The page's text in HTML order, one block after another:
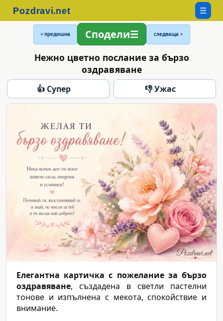
☰
< предишна Сподели следваща >
Нежно цветно послание за бързо
оздравяване
👍 Супер 👎 Ужас
Елегантна картичка с пожелание за бързо
оздравяване, създадена в светли пастелни
тонове и изпълнена с мекота, спокойствие и
внимание.